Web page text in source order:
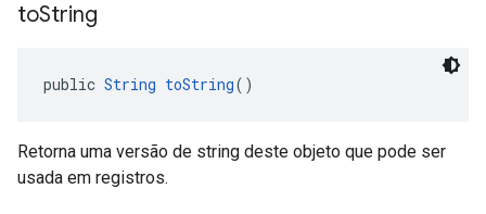
toString
public String toString()
Retorna uma versão de string deste objeto que pode ser
usada em registros.